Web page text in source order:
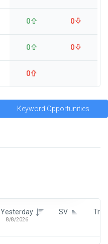
0 0
0 0
0
Keyword Opportunities
Yesterday
8/8/2026
SV